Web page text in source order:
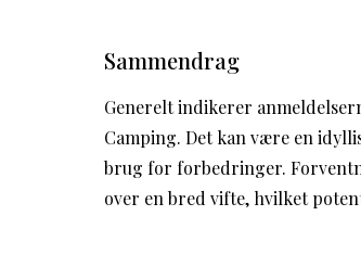
Sammendrag
Generelt indikerer
Camping. Det kan være en
brug for forbedringer.
over en bred vifte, hvilket